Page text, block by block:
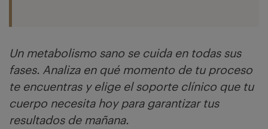
Un metabolismo sano se cuida en todas sus
fases. Analiza en qué momento de tu proceso
te encuentras y elige el soporte clínico que tu
cuerpo necesita hoy para garantizar tus
resultados de mañana.